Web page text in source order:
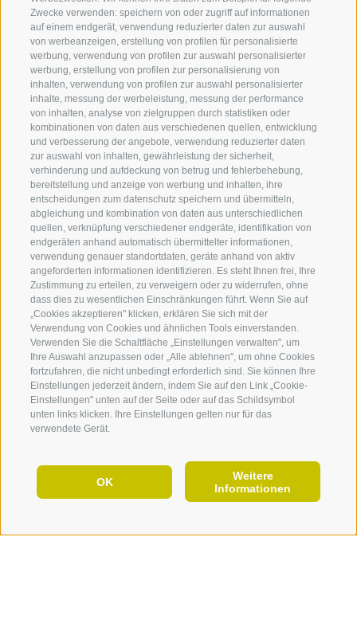
Zwecke verwenden: speichern von oder zugriff auf informationen
auf einem endgerät, verwendung reduzierter daten zur auswahl
von werbeanzeigen, erstellung von profilen für personalisierte
werbung, verwendung von profilen zur auswahl personalisierter
werbung, erstellung von profilen zur personalisierung von
inhalten, verwendung von profilen zur auswahl personalisierter
inhalte, messung der werbeleistung, messung der performance
von inhalten, analyse von zielgruppen durch statistiken oder
kombinationen von daten aus verschiedenen quellen, entwicklung
und verbesserung der angebote, verwendung reduzierter daten
zur auswahl von inhalten, gewährleistung der sicherheit,
verhinderung und aufdeckung von betrug und fehlerbehebung,
bereitstellung und anzeige von werbung und inhalten, ihre
entscheidungen zum datenschutz speichern und übermitteln,
abgleichung und kombination von daten aus unterschiedlichen
quellen, verknüpfung verschiedener endgeräte, identifikation von
endgeräten anhand automatisch übermittelter informationen,
verwendung genauer standortdaten, geräte anhand von aktiv
angeforderten informationen identifizieren. Es steht Ihnen frei, Ihre
Zustimmung zu erteilen, zu verweigern oder zu widerrufen, ohne
dass dies zu wesentlichen Einschränkungen führt. Wenn Sie auf
„Cookies akzeptieren" klicken, erklären Sie sich mit der
Verwendung von Cookies und ähnlichen Tools einverstanden.
Verwenden Sie die Schaltfläche „Einstellungen verwalten", um
Ihre Auswahl anzupassen oder „Alle ablehnen", um ohne Cookies
fortzufahren, die nicht unbedingt erforderlich sind. Sie können Ihre
Einstellungen jederzeit ändern, indem Sie auf den Link „Cookie-
Einstellungen" unten auf der Seite oder auf das Schildsymbol
unten links klicken. Ihre Einstellungen gelten nur für das
verwendete Gerät.
OK
Weitere
Informationen
360° VIEW
FOTO & VIDEO
EVENTS
In unserer Region erfreut sich besonders das
„Eierpecken“großer Beliebtheit. Für diesen
Osterbrauch benötigt man lediglich ein
hartgekochtes Osterei, einen Spielpartner und
etwas Glück. Der Spieler beginnt, indem er die
Spitze seines Eis auf die Spitze des Gegenspielers
schlägt. Anschließend werden die runden Seiten der
Eier gegeneinander geschlagen. Der Gewinner ist
derjenige, dessen Ei am Ende als einziges
unversehrt bleibt. Oft erfolgt diese Tradition am
Ostersonntag nach dem Kirchen.
Zu Ostern erhalten Kinder von ihren Patinnen und
Paten ein süßes Brot namens"Fochaz"
(Hefegebäck) in verschiedenen Formen wir Hase
oder Zopf als Geschenk.